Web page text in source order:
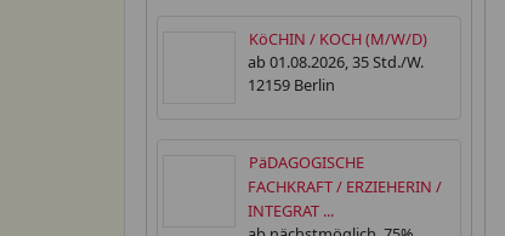
KöCHIN / KOCH (M/W/D)
ab 01.08.2026, 35 Std./W.
12159 Berlin
PäDAGOGISCHE
FACHKRAFT / ERZIEHERIN /
INTEGRAT ...